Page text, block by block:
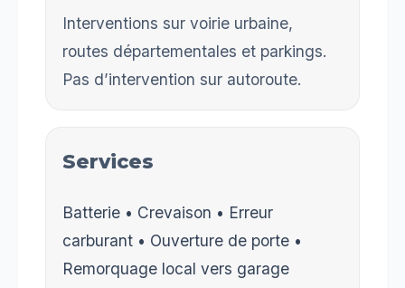
Interventions sur voirie urbaine,
routes départementales et parkings.
Pas d’intervention sur autoroute.
Services
Batterie • Crevaison • Erreur
carburant • Ouverture de porte •
Remorquage local vers garage